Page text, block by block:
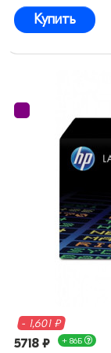
Купить
- 1,601 ₽
5718 ₽ + 86Б